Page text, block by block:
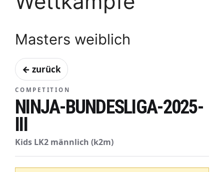
Masters weiblich
← zurück
COMPETITION
NINJA-BUNDESLIGA-2025-
III
Kids LK2 männlich (k2m)